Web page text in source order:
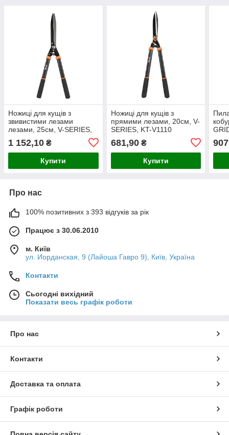
Ножиці для кущів з
звивистими лезами
лезами, 25см, V-SERIES,
1 152,10 ₴
Купити
Ножиці для кущів з
прямими лезами, 20см, V-
SERIES, KT-V1110
681,90₴
Купити
Про нас
100% позитивних з 393 відгуків за рік
Працює з 30.06.2010
м. Київ
ул. Иорданская, 9 (Лайоша Гавро 9), Київ, Україна
Контакти
Сьогодні вихідний
Показати весь графік роботи
Про нас
Контакти
Доставка та оплата
Графік роботи